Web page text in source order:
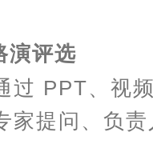
演评选
过 PPT、视
家提问、负